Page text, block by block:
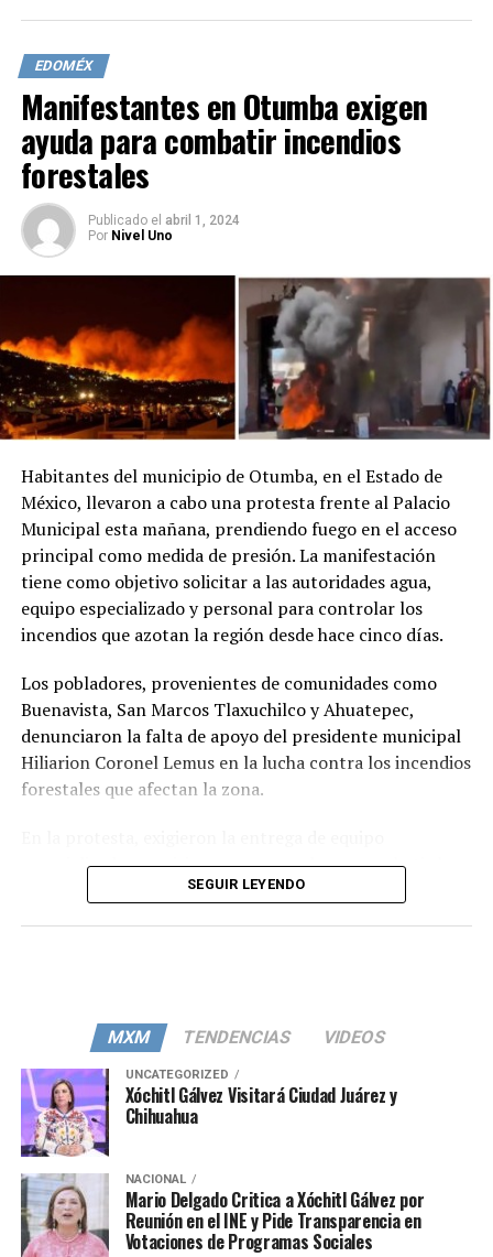
investigación.
Las autoridades, por su parte, prometieron acceso a las
cámaras de seguridad para determinar la última
ubicación de la joven desaparecida. La protesta continúa
en estos momentos.
EDOMÉX
Manifestantes en Otumba exigen
ayuda para combatir incendios
forestales
Publicado el abril 1, 2024
Por Nivel Uno
Habitantes del municipio de Otumba, en el Estado de
México, llevaron a cabo una protesta frente al Palacio
Municipal esta mañana, prendiendo fuego en el acceso
principal como medida de presión. La manifestación
tiene como objetivo solicitar a las autoridades agua,
equipo especializado y personal para controlar los
incendios que azotan la región desde hace cinco días.
Los pobladores, provenientes de comunidades como
Buenavista, San Marcos Tlaxuchilco y Ahuatepec,
denunciaron la falta de apoyo del presidente municipal
Hiliarion Coronel Lemus en la lucha contra los incendios
forestales que afectan la zona.
especializado, provisiones y personal para combatir los
incendios que han puesto en peligro sus comunidades.
El comisariado ejidal reveló que solicitaron una máquina
para crear brechas cortafuego en varias ocasiones, pero
les fue negada. Además, señaló que los pobladores
estaban extremadamente molestos la noche del
domingo, y fue hasta las primeras horas del lunes que
algunas autoridades municipales se comunicaron para
ofrecer su apoyo.
SEGUIR LEYENDO
MXM TENDENCIAS VIDEOS
UNCATEGORIZED
Xóchitl Gálvez Visitará Ciudad Juárez y
Chihuahua
NACIONAL
Mario Delgado Critica a Xóchitl Gálvez por
Reunión en el INE y Pide Transparencia en
Votaciones de Programas Sociales